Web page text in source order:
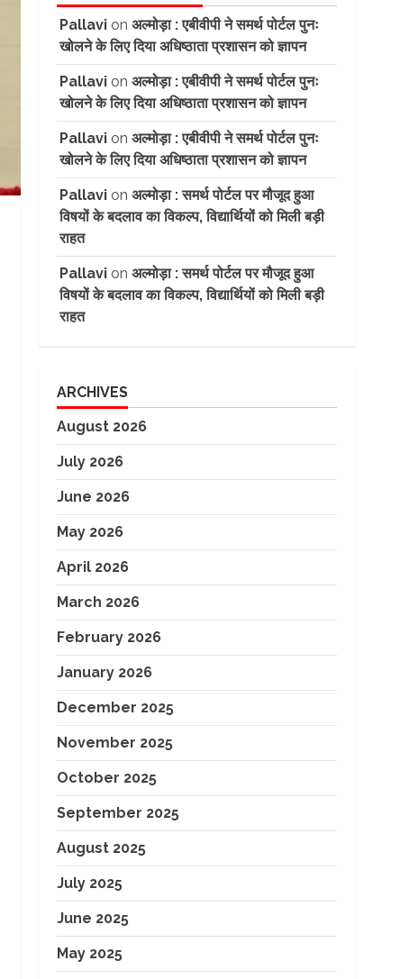
Pallavion अल्मोड़ा : एबीवीपी ने समर्थ पोर्टल पुनः
खोलने के लिए दिया अधिष्ठाता प्रशासन को ज्ञापन
Pallavion अल्मोड़ा : एबीवीपी ने समर्थ पोर्टल पुनः
खोलने के लिए दिया अधिष्ठाता प्रशासन को ज्ञापन
Pallavion अल्मोड़ा : एबीवीपी ने समर्थ पोर्टल पुनः
खोलने के लिए दिया अधिष्ठाता प्रशासन को ज्ञापन
Pallavion अल्मोड़ा : समर्थ पोर्टल पर मौजूद हुआ
विषयों के बदलाव का विकल्प, विद्यार्थियों को मिली बड़ी
राहत
Pallavion अल्मोड़ा : समर्थ पोर्टल पर मौजूद हुआ
विषयों के बदलाव का विकल्प, विद्यार्थियों को मिली बड़ी
राहत
ARCHIVES
August 2026
July 2026
June 2026
May 2026
April 2026
March 2026
February 2026
January 2026
December 2025
November 2025
October 2025
September 2025
August 2025
July 2025
June 2025
May 2025